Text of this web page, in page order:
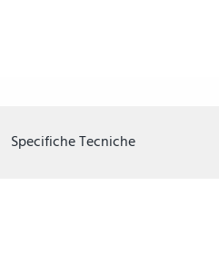
Specifiche Tecniche